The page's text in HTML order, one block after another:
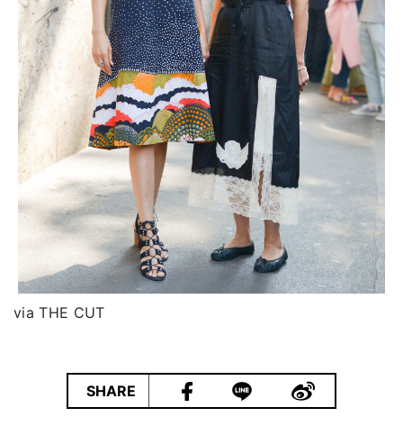
via THE CUT
SHARE